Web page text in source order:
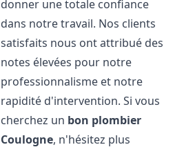
donner une totale confiance
dans notre travail. Nos clients
satisfaits nous ont attribué des
notes élevées pour notre
professionnalisme et notre
rapidité d'intervention. Si vous
cherchez un bon plombier
Coulogne, n'hésitez plus